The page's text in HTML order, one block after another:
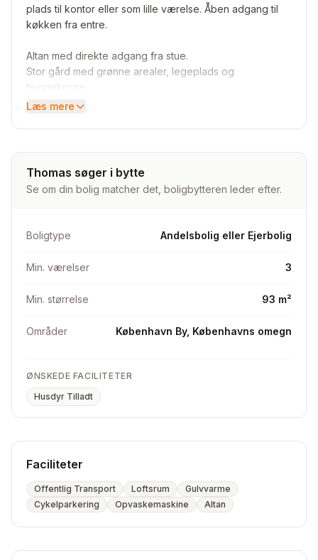
plads til kontor eller som lille værelse. Åben adgang til
køkken fra entre.
Altan med direkte adgang fra stue.
Stor gård med grønne arealer, legeplads og
hyggekroge.
Boligafgift inkl altanbidrag, vand og varme betales
kvartalvist og lyder er på 4778 kr/mnd.
i to separate rum.
Tilladelse til lille hund er must
Læs mere
Thomas søger i bytte
Se om din bolig matcher det, boligbytteren leder efter.
Boligtype Andelsbolig eller Ejerbolig
Min. værelser 3
Min. størrelse 93 m²
Områder København By, Københavns omegn
ØNSKEDE FACILITETER
Husdyr Tilladt
Faciliteter
Offentlig Transport Loftsrum
Gulvvarme
Cykelparkering
Opvaskemaskine Altan